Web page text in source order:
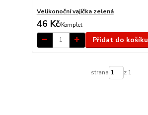
Velikonoční vajíčka zelená
46 Kč/Komplet
Přidat do košíku
strana z 1